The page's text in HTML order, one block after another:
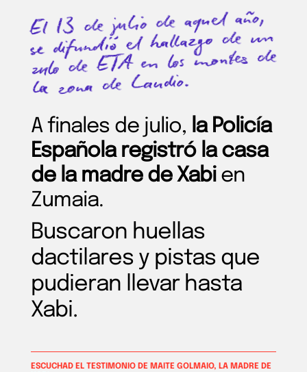
El 13 de julio de aquel año,
se difundió el hallazgo de un
zulo de ETA en los montes de
la zona de Laudio.
A finales de julio, la Policía
Española registró la casa
de la madre de Xabien
Zumaia.
Buscaron huellas
dactilares y pistas que
pudieran llevar hasta
Xabi.
ESCUCHAD EL TESTIMONIO DE MAITE GOLMAIO, LA MADRE DE